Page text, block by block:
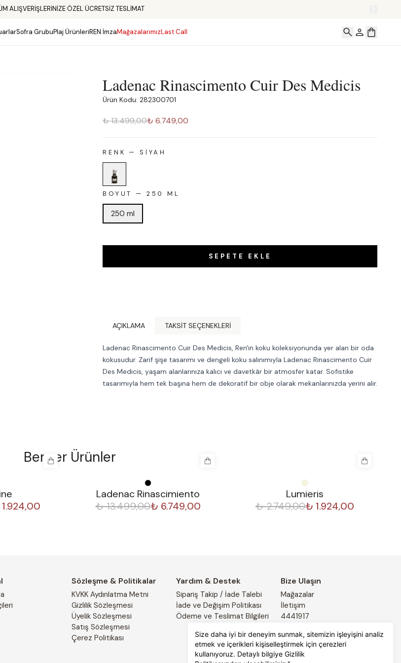
Size daha iyi bir deneyim sunmak, sitemizin işleyişini analiz
etmek ve içerikleri kişiselleştirmek için çerezleri
kullanıyoruz. Detaylı bilgiye Gizlilik
ALIŞVERİŞLERİNİZE ÖZEL ÜCRETSİZ TESLİMAT
Sofra GrubuPlaj ÜrünleriREN İmzaMağazalarımızLast Call
Ladenac Rinascimento Cuir Des Medicis
Ürün Kodu: 282300701
₺ 13.499,00₺ 6.749,00
RENK — SIYAH
BOYUT — 250 ML
250 ml
SEPETE EKLE
AÇIKLAMA TAKSIT SEÇENEKLERI
Ladenac Rinascimento Cuir Des Medicis, Ren'in koku koleksiyonunda yer alan bir oda
kokusudur. Zarif şişe tasarımı ve dengeli koku salınımıyla Ladenac Rinascimento Cuir
Des Medicis, yaşam alanlarınıza kalıcı ve davetkâr bir atmosfer katar. Sofistike
tasarımıyla hem tek başına hem de dekoratif bir obje olarak mekanlarınızda yerini alır.
Benzer Ürünler
Ladenac Rinascimiento
₺ 13.499,00₺ 6.749,00
Lumieris
₺ 2.749,00₺ 1.924,00
Sözleşme & Politikalar
KVKK Aydınlatma Metni
Gizlilik Sözleşmesi
Üyelik Sözleşmesi
Satış Sözleşmesi
Çerez Politikası
Yardım & Destek
Sipariş Takip / İade Talebi
İade ve Değişim Politikası
Ödeme ve Teslimat Bilgileri
Bize Ulaşın
Mağazalar
İletişim
4441917